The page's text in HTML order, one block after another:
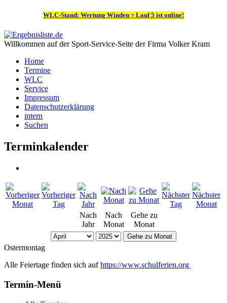
WLC-Stand: Wertung Winden = Lauf 5 ist online!
Willkommen auf der Sport-Service-Seite der Firma Volker Kram
Home
Termine
WLC
Service
Impressum
Datenschutzerklärung
intern
Suchen
Terminkalender
Nach
Jahr
Nach
Monat
Gehe zu
Monat
Gehe zu Monat
Ostermontag
Alle Feiertage finden sich aufhttps://www.schulferien.org
Termin-Menü